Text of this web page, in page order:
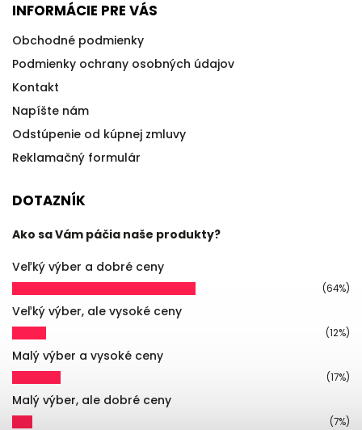
INFORMÁCIE PRE VÁS
Obchodné podmienky
Podmienky ochrany osobných údajov
Kontakt
Napíšte nám
Odstúpenie od kúpnej zmluvy
Reklamačný formulár
DOTAZNÍK
Ako sa Vám páčia naše produkty?
Veľký výber a dobré ceny
(64%)
Veľký výber, ale vysoké ceny
(12%)
Malý výber a vysoké ceny
(17%)
Malý výber, ale dobré ceny
(7%)